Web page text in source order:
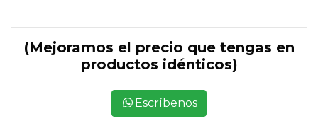
(Mejoramos el precio que tengas en
productos idénticos)
Escríbenos